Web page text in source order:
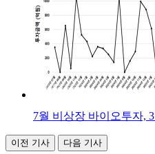
7월 비상장 바이오투자,
이전 기사 다음 기사